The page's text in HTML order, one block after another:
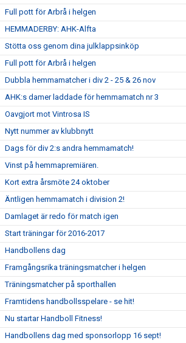
Full pott för Arbrå i helgen
HEMMADERBY: AHK-Alfta
Stötta oss genom dina julklappsinköp
Full pott för Arbrå i helgen
Dubbla hemmamatcher i div 2 - 25 & 26 nov
AHK:s damer laddade för hemmamatch nr 3
Oavgjort mot Vintrosa IS
Nytt nummer av klubbnytt
Dags för div 2:s andra hemmamatch!
Vinst på hemmapremiären.
Kort extra årsmöte 24 oktober
Äntligen hemmamatch i division 2!
Damlaget är redo för match igen
Start träningar för 2016-2017
Handbollens dag
Framgångsrika träningsmatcher i helgen
Träningsmatcher på sporthallen
Framtidens handbollsspelare - se hit!
Nu startar Handboll Fitness!
Handbollens dag med sponsorlopp 16 sept!